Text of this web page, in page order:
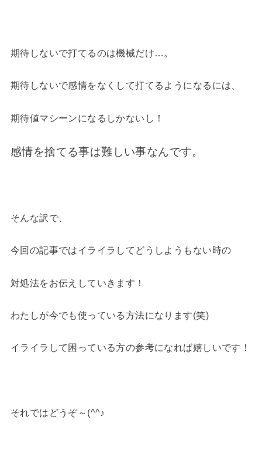
期待しないで打てるのは機械だけ…。
期待しないで感情をなくして打てるようになるには、
期待値マシーンになるしかないし！
感情を捨てる事は難しい事なんです。
そんな訳で、
今回の記事ではイライラしてどうしようもない時の
対処法をお伝えしていきます！
わたしが今でも使っている方法になります(笑)
イライラして困っている方の参考になれば嬉しいです！
それではどうぞ～(^^♪